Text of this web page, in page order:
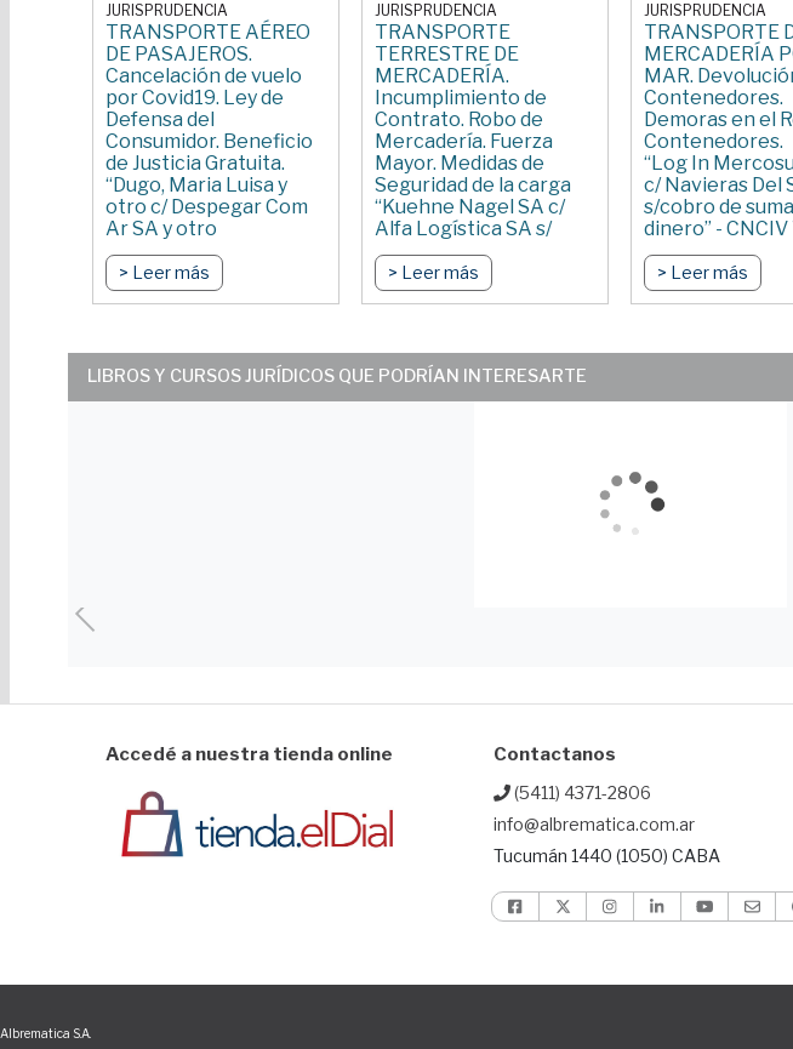
JURISPRUDENCIA
TRANSPORTE AÉREO
DE PASAJEROS.
Cancelación de vuelo
por Covid19. Ley de
Defensa del
Consumidor. Beneficio
de Justicia Gratuita.
“Dugo, Maria Luisa y
otro c/ Despegar Com
Ar SA y otro
s/incumplimiento de
contrato” – CNCIV Y
COMFED – 07/2023
> Leer más
JURISPRUDENCIA
TRANSPORTE
TERRESTRE DE
MERCADERÍA.
Incumplimiento de
Contrato. Robo de
Mercadería. Fuerza
Mayor. Medidas de
Seguridad de la carga
“Kuehne Nagel SA c/
Alfa Logística SA s/
incumplimiento de
contrato (acumulante) y
causa 4222/2015 Alfa
contrato (acumulada)” -
CNCIV Y COMFED –
18/04/2023
> Leer más
JURISPRUDENCIA
TRANSPORTE
MERCADERÍA
MAR.
Contenedores.
Demoras en el
Contenedores.
“Log In
c/ Navieras Del
s/cobro de
dinero” - CNCIV
COMFED - 14/
> Leer más
LIBROS Y CURSOS JURÍDICOS QUE PODRÍAN INTERESARTE
Accedé a nuestra tienda online Contactanos
(5411) 4371-2806
info@albrematica.com.ar
Tucumán 1440 (1050) CABA
S.A.